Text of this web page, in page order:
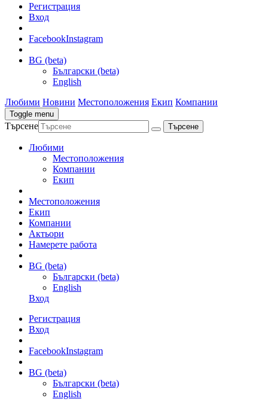
Регистрация
Вход
FacebookInstagram
BG (beta)
Български (beta)
English
Любими Новини Местоположения Екип Компании
Toggle menu
Търсене
Любими
Местоположения
Компании
Екип
Местоположения
Екип
Компании
Актьори
Намерете работа
BG (beta)
Български (beta)
English
Вход
Регистрация
Вход
FacebookInstagram
BG (beta)
Български (beta)
English